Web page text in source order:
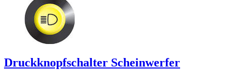
Druckknopfschalter Scheinwerfer